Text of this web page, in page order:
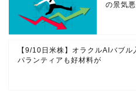
の景気
【9/10日米株】オラクルAIバブル
パランティアも好材料が